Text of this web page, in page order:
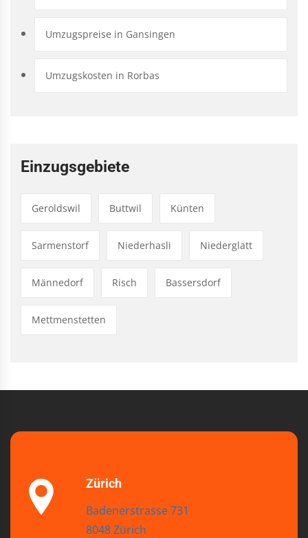
Umzugspreise in Gansingen
Umzugskosten in Rorbas
Einzugsgebiete
Geroldswil Buttwil Künten
Sarmenstorf Niederhasli Niederglatt
Männedorf Risch Bassersdorf
Mettmenstetten
Zürich
Badenerstrasse 731
8048 Zürich